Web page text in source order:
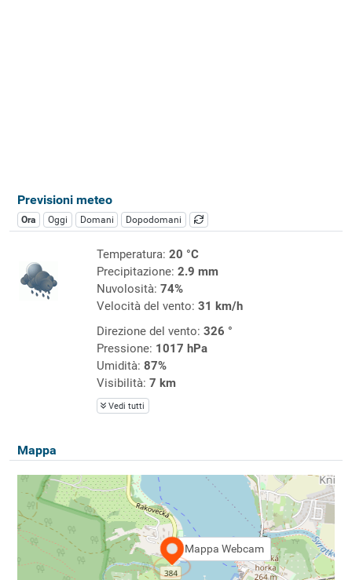
Previsioni meteo
Ora Oggi Domani Dopodomani
Temperatura: 20 °C
Precipitazione: 2.9 mm
Nuvolosità: 74%
Velocità del vento: 31 km/h
Direzione del vento: 326 °
Pressione: 1017 hPa
Umidità: 87%
Visibilità: 7 km
Vedi tutti
Mappa
Mappa Webcam